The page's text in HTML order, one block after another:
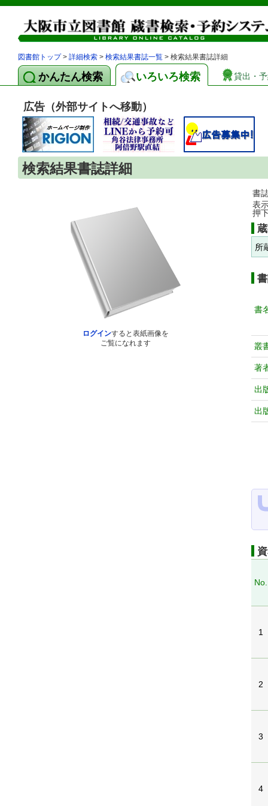
図書館トップ> 詳細検索 > 検索結果書誌一覧 > 検索結果書誌詳細
かんたん検索 いろいろ検索 貸出・
広告（外部サイトへ移動）
検索結果書誌詳細
ログインすると表紙画像を
ご覧になれます
書
表
押
所
書
叢
著
出
出
No.
1
2
3
4